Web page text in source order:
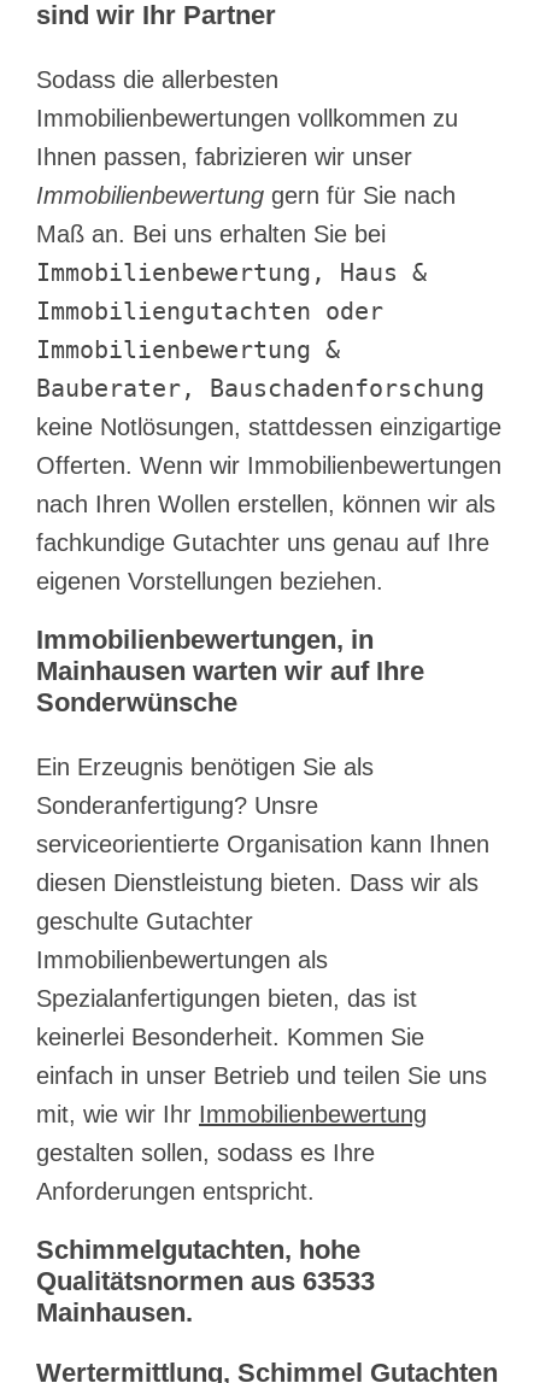
sind wir Ihr Partner
Sodass die allerbesten
Immobilienbewertungen vollkommen zu
Ihnen passen, fabrizieren wir unser
Immobilienbewertung gern für Sie nach
Maß an. Bei uns erhalten Sie bei
Immobilienbewertung, Haus &
Immobiliengutachten oder
Immobilienbewertung &
Bauberater, Bauschadenforschung
keine Notlösungen, stattdessen einzigartige
Offerten. Wenn wir Immobilienbewertungen
nach Ihren Wollen erstellen, können wir als
fachkundige Gutachter uns genau auf Ihre
eigenen Vorstellungen beziehen.
Immobilienbewertungen, in
Mainhausen warten wir auf Ihre
Sonderwünsche
Ein Erzeugnis benötigen Sie als
Sonderanfertigung? Unsre
serviceorientierte Organisation kann Ihnen
diesen Dienstleistung bieten. Dass wir als
geschulte Gutachter
Immobilienbewertungen als
Spezialanfertigungen bieten, das ist
keinerlei Besonderheit. Kommen Sie
einfach in unser Betrieb und teilen Sie uns
mit, wie wir Ihr Immobilienbewertung
gestalten sollen, sodass es Ihre
Anforderungen entspricht.
Schimmelgutachten, hohe
Qualitätsnormen aus 63533
Mainhausen.
Wertermittlung, Schimmel Gutachten